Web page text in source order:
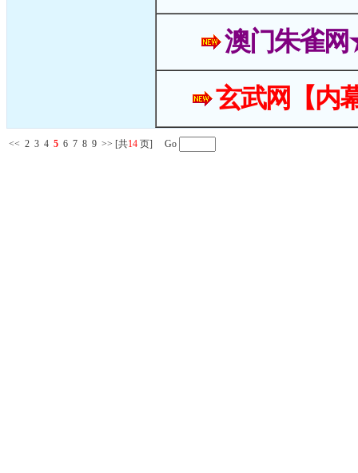
澳门朱雀
玄武网【内
<< 2 3 4 5 6 7 8 9 >> [共14 页] Go